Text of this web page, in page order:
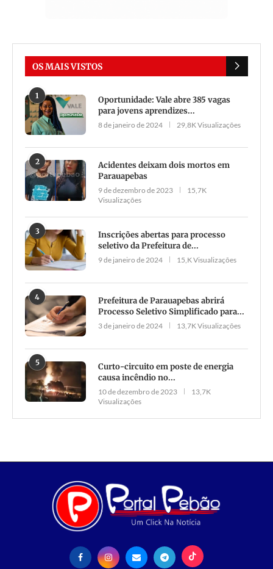
OS MAIS VISTOS
1
Oportunidade: Vale abre 385 vagas
para jovens aprendizes...
8 de janeiro de 2024 29,8K Visualizações
2
Acidentes deixam dois mortos em
Parauapebas
9 de dezembro de 2023
15,7K
Visualizações
3
Inscrições abertas para processo
seletivo da Prefeitura de...
9 de janeiro de 2024 15,K Visualizações
4
Prefeitura de Parauapebas abrirá
Processo Seletivo Simplificado para...
3 de janeiro de 2024 13,7K Visualizações
5
Curto-circuito em poste de energia
causa incêndio no...
10 de dezembro de 2023
13,7K
Visualizações